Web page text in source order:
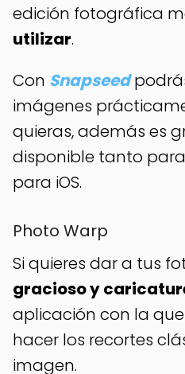
edición fotográfica
utilizar.
Con Snapseed
imágenes
quieras, además es
disponible tanto
para iOS.
Photo Warp
Si quieres dar a tus
gracioso y
aplicación con la
hacer los recortes
imagen.